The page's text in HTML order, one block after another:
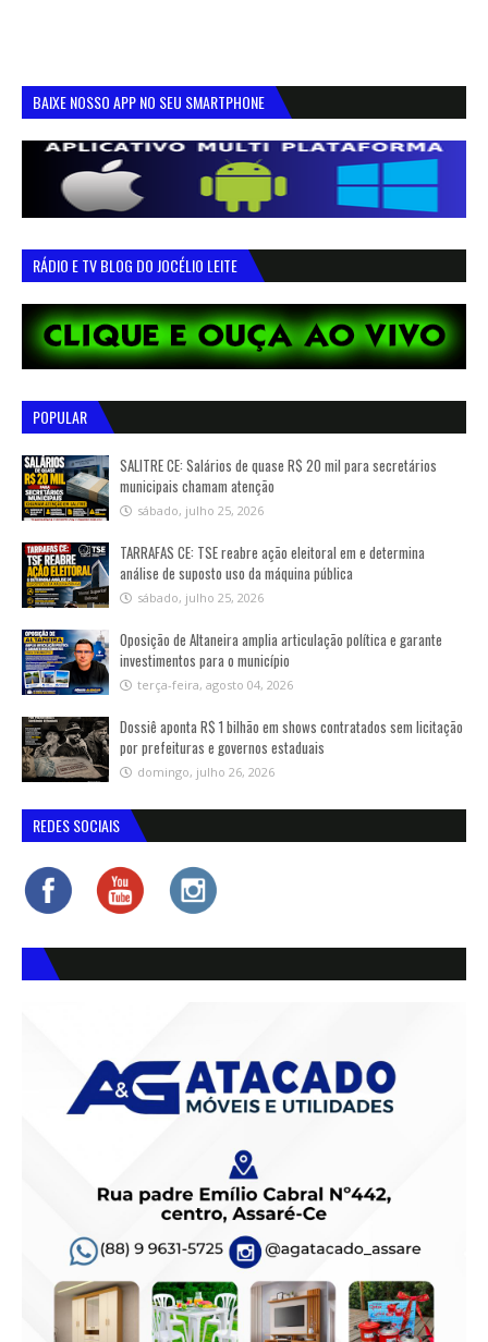
BAIXE NOSSO APP NO SEU SMARTPHONE
RÁDIO E TV BLOG DO JOCÉLIO LEITE
POPULAR
SALITRE CE: Salários de quase R$ 20 mil para secretários
municipais chamam atenção
sábado, julho 25, 2026
TARRAFAS CE: TSE reabre ação eleitoral em e determina
análise de suposto uso da máquina pública
sábado, julho 25, 2026
Oposição de Altaneira amplia articulação política e garante
investimentos para o município
terça-feira, agosto 04, 2026
Dossiê aponta R$ 1 bilhão em shows contratados sem licitação
por prefeituras e governos estaduais
domingo, julho 26, 2026
REDES SOCIAIS